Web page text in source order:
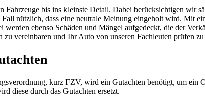
Fahrzeuge bis ins kleinste Detail. Dabei berücksichtigen wir
nützlich, dass eine neutrale Meinung eingeholt wird. Mit
ebenso Schäden und Mängel aufgedeckt, die der
vereinbaren und Ihr Auto von unseren Fachleuten prüfen zu
kurz FZV, wird ein Gutachten benötigt, um ein
diese durch das Gutachten ersetzt.